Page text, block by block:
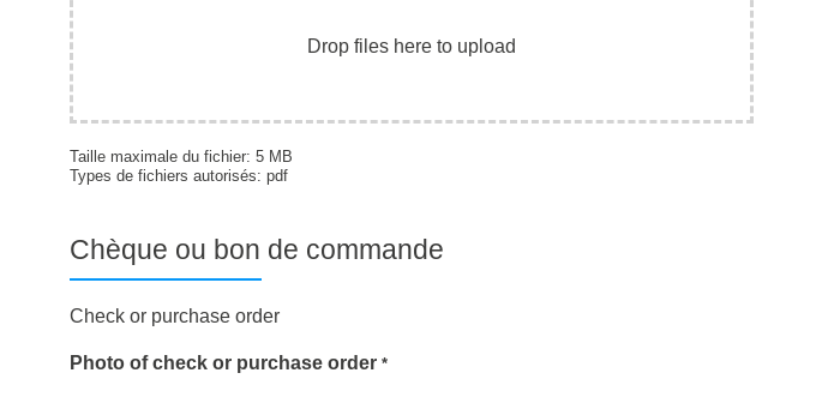
Drop files here to upload
Taille maximale du fichier: 5 MB
Types de fichiers autorisés: pdf
Chèque ou bon de commande
Check or purchase order
Photo of check or purchase order *